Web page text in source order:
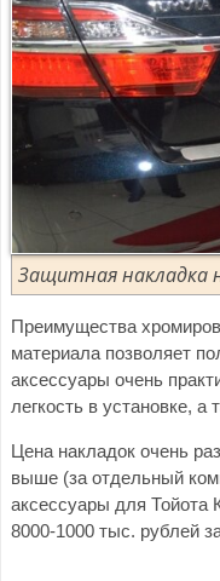
Защитная накладка
Преимущества
материала позволяет
аксессуары очень
легкость в установке, а
Цена накладок очень
выше (за отдельный
аксессуары для Тойота
8000-1000 тыс. рублей